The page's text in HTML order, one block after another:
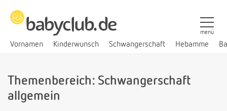
Vornamen Kinderwunsch Schwangerschaft Hebamme
menü
Themenbereich: Schwangerschaft
allgemein